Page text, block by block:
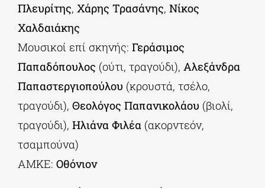
Πλευρίτης, Χάρης Τρασάνης, Νίκος
Χαλδαιάκης
Μουσικοί επί σκηνής: Γεράσιμος
Παπαδόπουλος (ούτι, τραγούδι), Αλεξάνδρα
Παπαστεργιοπούλου (κρουστά, τσέλο,
τραγούδι), Θεολόγος Παπανικολάου (βιολί,
τραγούδι), Ηλιάνα Φιλέα (ακορντεόν,
τσαμπούνα)
ΑΜΚΕ: Οθόνιον